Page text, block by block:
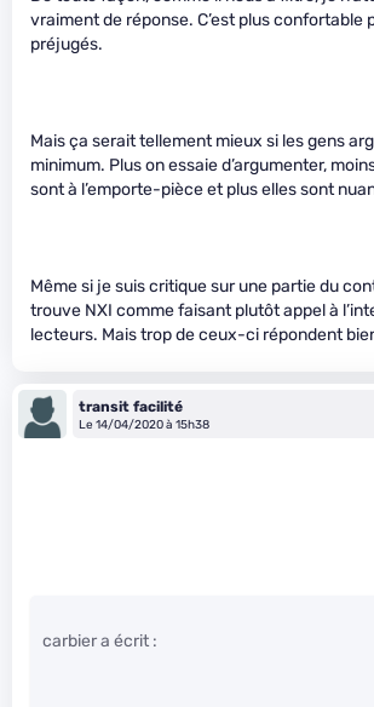
vraiment de réponse. C’est plus confortable
préjugés.
Mais ça serait tellement mieux si les gens
minimum. Plus on essaie d’argumenter,
sont à l’emporte-pièce et plus elles sont
Même si je suis critique sur une partie du
trouve NXI comme faisant plutôt appel à
lecteurs. Mais trop de ceux-ci répondent
transit facilité
Le 14/04/2020 à 15h38
carbier a écrit :